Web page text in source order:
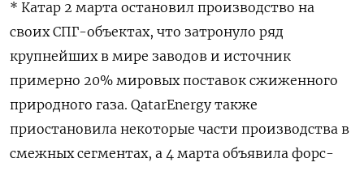
* Катар 2 марта остановил производство на
‌своих СПГ-объектах, что затронуло ряд
крупнейших в мире заводов и источник
примерно 20% мировых поставок сжиженного
природного газа. QatarEnergy также
приостановила некоторые части производства в
смежных сегментах, а 4 марта объявила форс-